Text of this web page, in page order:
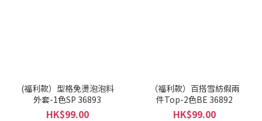
(福利款）型格免燙泡泡料
外套-1色SP 36893
HK$99.00
（福利款）百搭雪紡假兩
件Top-2色BE 36892
HK$99.00